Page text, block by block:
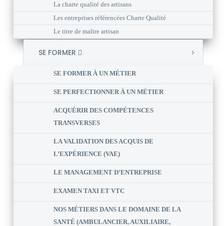
La charte qualité des artisans
Les entreprises référencées Charte Qualité
Le titre de maître artisan
SE FORMER
SE FORMER À UN MÉTIER
SE PERFECTIONNER À UN MÉTIER
ACQUÉRIR DES COMPÉTENCES
TRANSVERSES
LA VALIDATION DES ACQUIS DE
L’EXPÉRIENCE (VAE)
LE MANAGEMENT D’ENTREPRISE
EXAMEN TAXI ET VTC
NOS MÉTIERS DANS LE DOMAINE DE LA
SANTÉ (AMBULANCIER, AUXILIAIRE,